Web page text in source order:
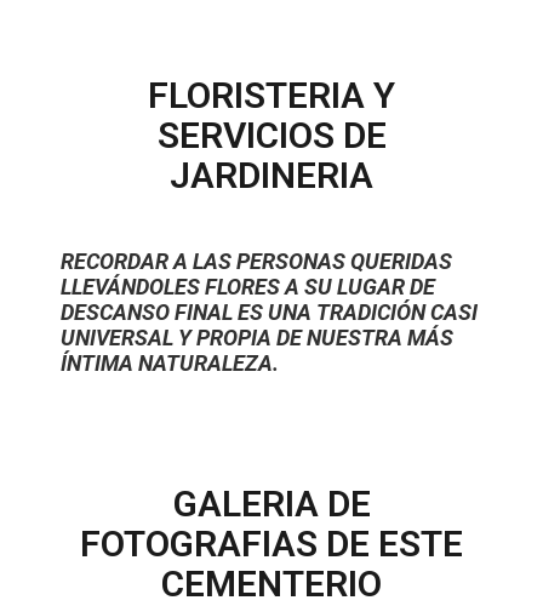
FLORISTERIA Y
SERVICIOS DE
JARDINERIA
RECORDAR A LAS PERSONAS QUERIDAS
LLEVÁNDOLES FLORES A SU LUGAR DE
DESCANSO FINAL ES UNA TRADICIÓN CASI
UNIVERSAL Y PROPIA DE NUESTRA MÁS
ÍNTIMA NATURALEZA.
GALERIA DE
FOTOGRAFIAS DE ESTE
CEMENTERIO